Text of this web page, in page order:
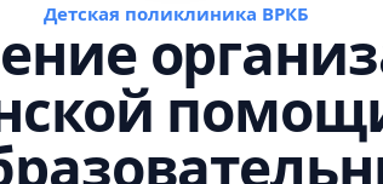
Детская поликлиника ВРКБ